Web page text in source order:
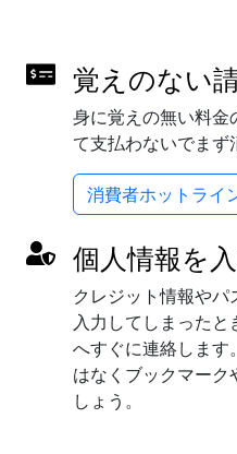
覚えのない
身に覚えの無い料金
て支払わないでま
消費者ホットライ
個人情報を
クレジット情報や
入力してしまった
へすぐに連絡しま
はなくブックマーク
しょう。